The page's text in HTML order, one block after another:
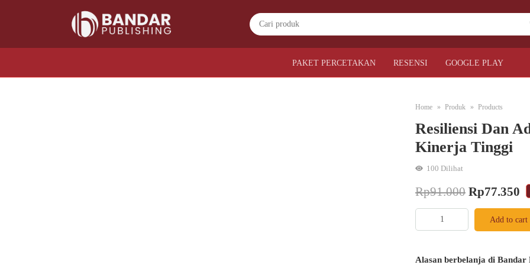
PAKET PERCETAKAN RESENSI GOOGLE PLAY
Home Produk Products
Resiliensi Dan
Kinerja Tinggi
100 Dilihat
Rp91.000 Original
price
was:
Rp91.000.
Rp77.350
Resiliensi
dan
menuju
Add to cart
Alasan berbelanja di Bandar